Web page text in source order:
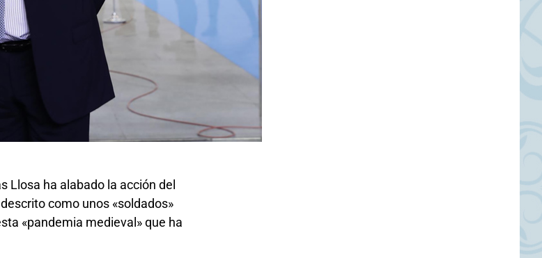
Llosa ha alabado la acción del
como unos «soldados»
«pandemia medieval» que ha